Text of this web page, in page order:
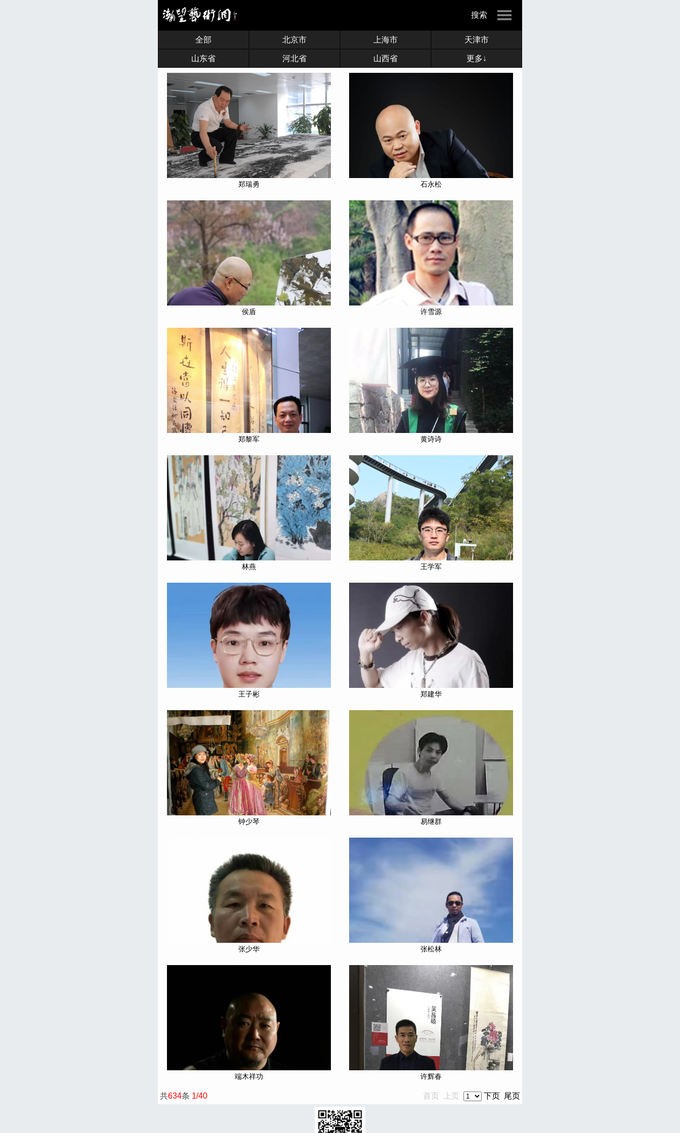
搜索
全部 北京市 上海市 天津市
山东省 河北省 山西省 更多↓
郑瑞勇 石永松
侯盾 许雪源
郑黎军 黄诗诗
林燕 王学军
王子彬 郑建华
钟少琴 易继群
张少华 张松林
端木祥功 许辉春
共634条 1/40 首页 上页 下页 尾页